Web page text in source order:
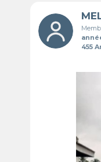
455